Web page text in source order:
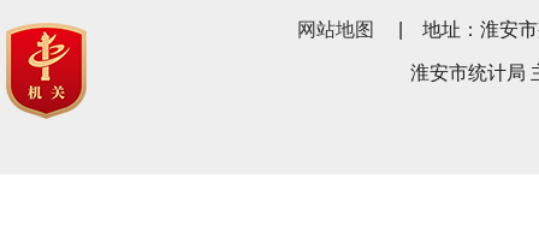
网站地图 | 地址：淮安市
淮安市统计